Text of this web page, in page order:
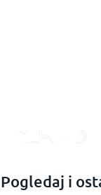
Pogledaj i